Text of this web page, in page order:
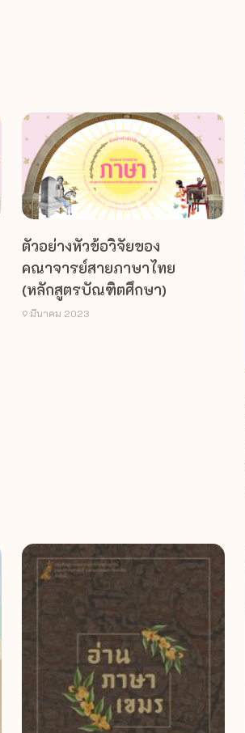
ตัวอย่างหัวข้อวิจัยของ
คณาจารย์สายภาษาไทย
(หลักสูตรบัณฑิตศึกษา)
9 มีนาคม 2023